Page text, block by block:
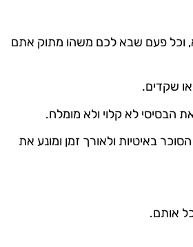
וכל פעם שבא לכם משהו מתוק אתם
שקדים.
הבסיסי לא קלוי ולא מומלח.
באיטיות ולאורך זמן ומונע את
אותם.